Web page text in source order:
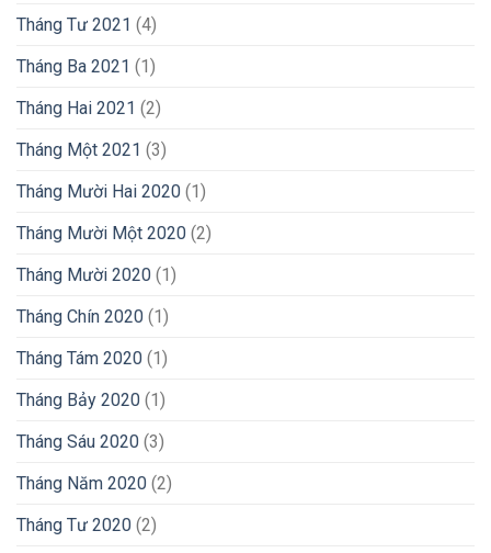
Tháng Tư 2021 (4)
Tháng Ba 2021 (1)
Tháng Hai 2021 (2)
Tháng Một 2021 (3)
Tháng Mười Hai 2020 (1)
Tháng Mười Một 2020 (2)
Tháng Mười 2020 (1)
Tháng Chín 2020 (1)
Tháng Tám 2020 (1)
Tháng Bảy 2020 (1)
Tháng Sáu 2020 (3)
Tháng Năm 2020 (2)
Tháng Tư 2020 (2)